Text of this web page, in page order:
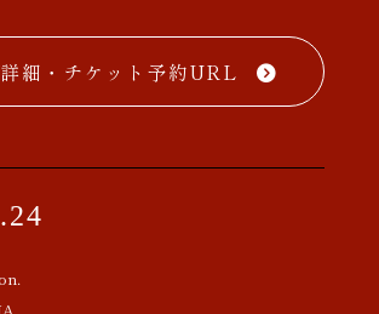
細・チケット予約URL